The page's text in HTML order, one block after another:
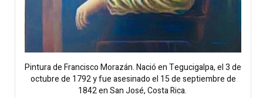
Pintura de Francisco Morazán. Nació en Tegucigalpa, el 3 de
octubre de 1792 y fue asesinado el 15 de septiembre de
1842 en San José, Costa Rica.